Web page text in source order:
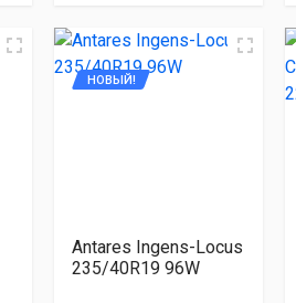
НОВЫЙ!
Antares Ingens-Locus
235/40R19 96W